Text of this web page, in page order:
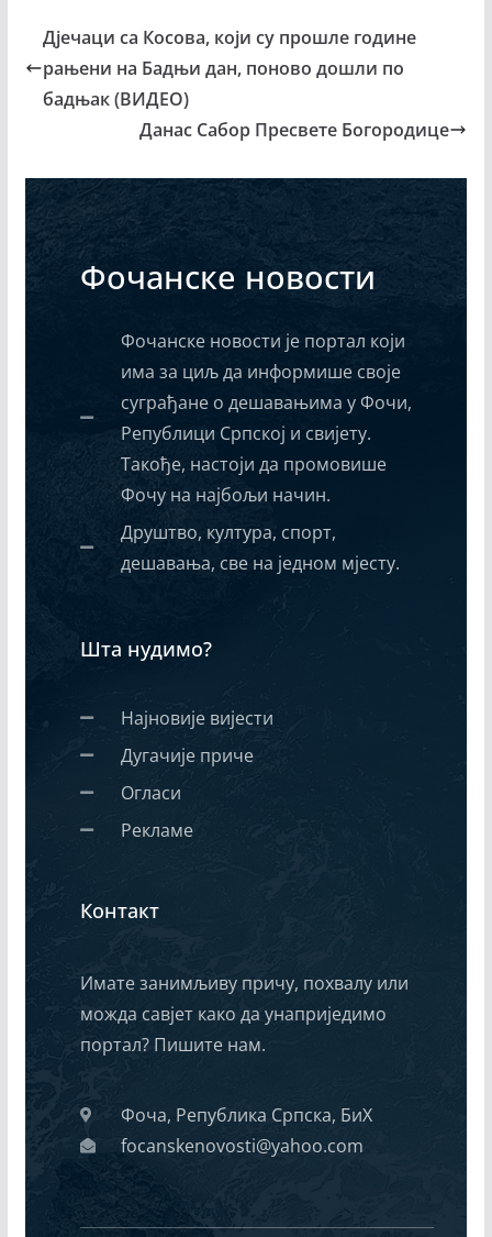
Дјечаци са Косова, који су прошле године
рањени на Бадњи дан, поново дошли по
бадњак (ВИДЕО)
Данас Сабор Пресвете Богородице
Фочанске новости
Фочанске новости је портал који
има за циљ да информише своје
суграђане о дешавањима у Фочи,
Републици Српској и свијету.
Такође, настоји да промовише
Фочу на најбољи начин.
Друштво, култура, спорт,
дешавања, све на једном мјесту.
Шта нудимо?
Најновије вијести
Дугачије приче
Огласи
Рекламе
Контакт
Имате занимљиву причу, похвалу или
можда савјет како да унаприједимо
портал? Пишите нам.
Фоча, Република Српска, БиХ
focanskenovosti@yahoo.com